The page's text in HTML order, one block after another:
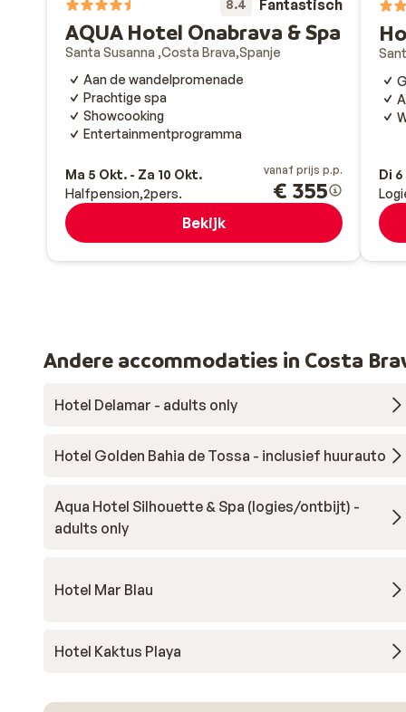
8.4 Fantastisch
AQUA Hotel Onabrava & Spa
Santa Susanna Costa Brava Spanje
Aan de wandelpromenade
Prachtige spa
Showcooking
Entertainmentprogramma
Ma 5 Okt. - Za 10 Okt.
Halfpension 2pers.
vanaf prijs p.p.
€ 355
Bekijk
Di
Andere accommodaties in Costa
Hotel Delamar - adults only
Hotel Golden Bahia de Tossa - inclusief huurauto
Aqua Hotel Silhouette & Spa (logies/ontbijt) -
adults only
Hotel Mar Blau
Hotel Kaktus Playa